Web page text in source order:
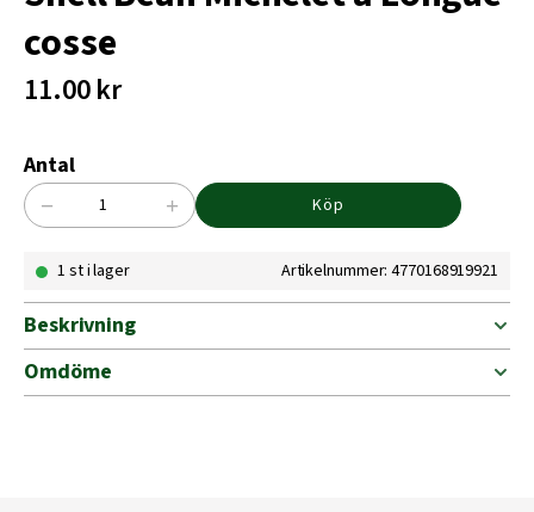
cosse
11.00kr
Antal
Shell
Michelet
Longue
mängd
− + Köp
1 st i lager Artikelnummer: 4770168919921
Beskrivning
Omdöme